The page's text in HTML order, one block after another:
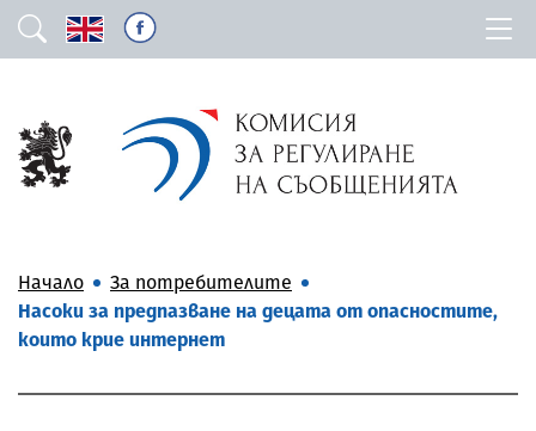
Начало
За потребителите
Насоки за предпазване на децата от опасностите,
които крие интернет